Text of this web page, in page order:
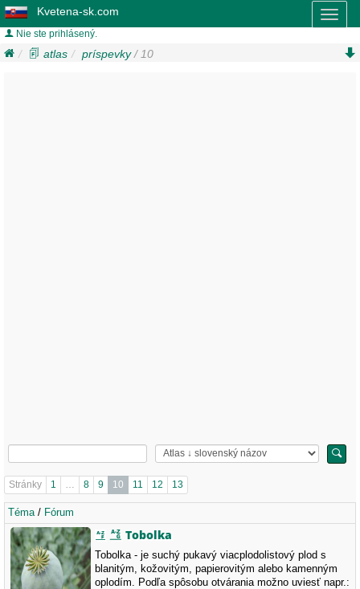
Kvetena-sk.com
Nie ste prihlásený.
atlas príspevky/ 10
Stránky 1 8 9 10 11 12 13
Téma / Fórum
Tobolka
Tobolka - je suchý pukavý viacplodolistový plod s
blanitým, kožovitým, papierovitým alebo kamenným
oplodím. Podľa spôsobu otvárania možno uviesť napr.: